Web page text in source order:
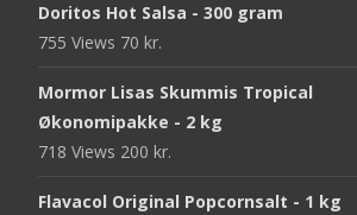
Doritos Hot Salsa - 300 gram
755 Views 70 kr.
Mormor Lisas Skummis Tropical
Økonomipakke - 2 kg
718 Views 200 kr.
Flavacol Original Popcornsalt - 1 kg